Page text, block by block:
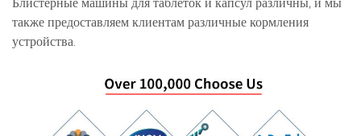
также предоставляем клиентам различные кормления
устройства.